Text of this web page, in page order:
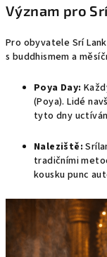
Význam pro
Pro obyvatele Srí
s buddhismem a
Poya Day:
(Poya). Lidé
tyto dny
Naleziště:
tradičními
kousku punc